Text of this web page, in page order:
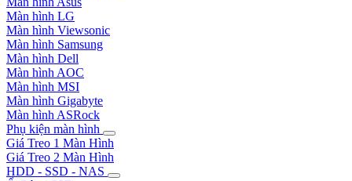
Màn hình LG
Màn hình Viewsonic
Màn hình Samsung
Màn hình Dell
Màn hình AOC
Màn hình MSI
Màn hình Gigabyte
Màn hình ASRock
Phụ kiện màn hình
Giá Treo 1 Màn Hình
Giá Treo 2 Màn Hình
HDD - SSD - NAS